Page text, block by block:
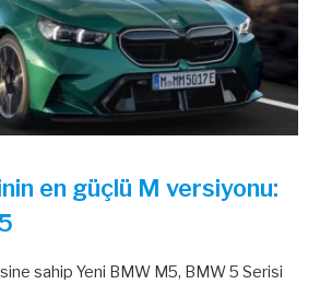
en güçlü M versiyonu:
sahip Yeni BMW M5, BMW 5 Serisi